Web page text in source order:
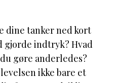
dine tanker ned kort
gjorde indtryk? Hvad
gøre anderledes?
ikke bare et